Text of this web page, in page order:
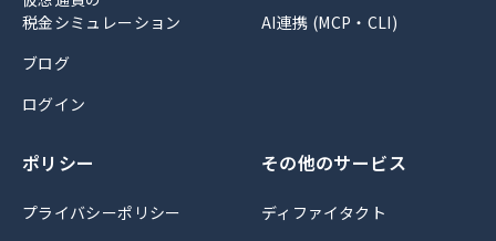
税金シミュレーション
ブログ
ログイン
AI連携 (MCP・CLI)
ポリシー
プライバシーポリシー
その他のサービス
ディファイタクト